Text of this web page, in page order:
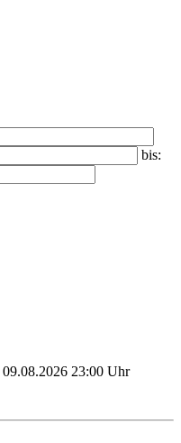
bis:
09.08.2026 23:00 Uhr